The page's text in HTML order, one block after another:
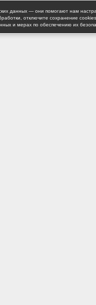
данных — они помогают нам
отключите сохранение
и мерах по обеспечению их